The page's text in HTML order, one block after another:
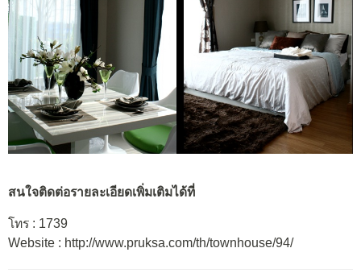
สนใจติดต่อรายละเอียดเพิ่มเติมได้ที่
โทร : 1739
Website : http://www.pruksa.com/th/townhouse/94/